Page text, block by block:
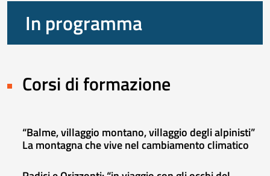
In programma
Corsi di formazione
“Balme, villaggio montano, villaggio degli alpinisti”
La montagna che vive nel cambiamento climatico